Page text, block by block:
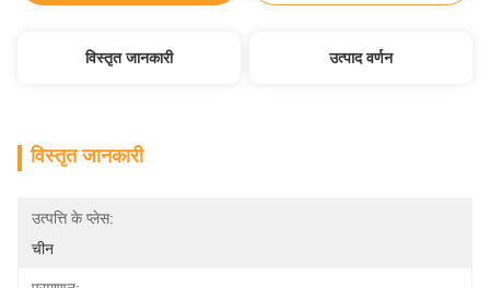
विस्तृत जानकारी उत्पाद वर्णन
विस्तृत जानकारी
उत्पत्ति के प्लेस:
चीन